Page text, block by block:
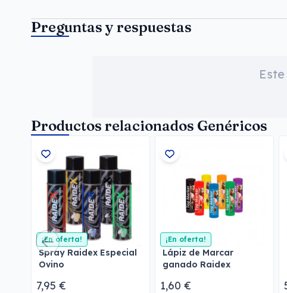
Preguntas y respuestas
Productos relacionados Genéricos
¡En oferta!
Spray Raidex Especial
Ovino
7,95 €
¡En oferta!
Lápiz de Marcar
ganado Raidex
1,60 €